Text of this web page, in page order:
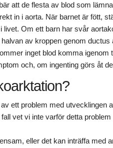
att de flesta av blod som
in i aorta. När barnet är fött,
Om ett barn har svår
av kroppen genom
inget blod komma igenom
och, om ingenting görs åt
ett problem med utvecklingen
vet vi inte varför detta problem
eller det kan inträffa med